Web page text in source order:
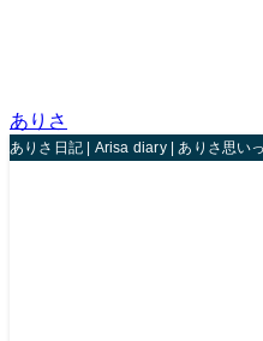
ありさ
ありさ日記 | Arisa diary | ありさ思い